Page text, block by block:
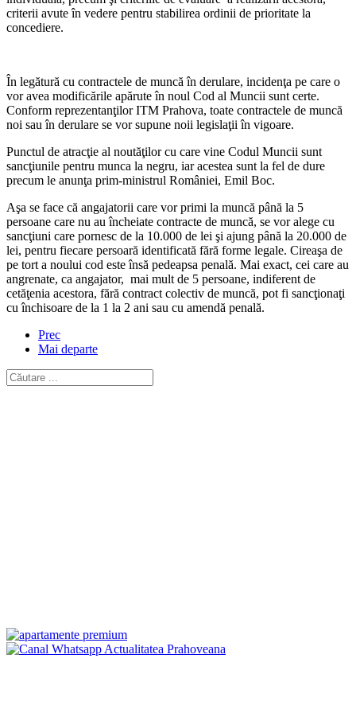
criterii avute în vedere pentru stabilirea ordinii de prioritate la
concediere.
În legătură cu contractele de muncă în derulare, incidenţa pe care o
vor avea modificările apărute în noul Cod al Muncii sunt certe.
Conform reprezentanţilor ITM Prahova, toate contractele de muncă
noi sau în derulare se vor supune noii legislaţii în vigoare.
Punctul de atracţie al noutăţilor cu care vine Codul Muncii sunt
sancţiunile pentru munca la negru, iar acestea sunt la fel de dure
precum le anunţa prim-ministrul României, Emil Boc.
Aşa se face că angajatorii care vor primi la muncă până la 5
persoane care nu au încheiate contracte de muncă, se vor alege cu
sancţiuni care pornesc de la 10.000 de lei şi ajung până la 20.000 de
lei, pentru fiecare persoară identificată fără forme legale. Cireaşa de
pe tort a noului cod este însă pedeapsa penală. Mai exact, cei care au
angrenate, ca angajator, mai mult de 5 persoane, indiferent de
cetăţenia acestora, fără contract colectiv de muncă, pot fi sancţionaţi
cu închisoare de la 1 la 2 ani sau cu amendă penală.
Prec
Mai departe